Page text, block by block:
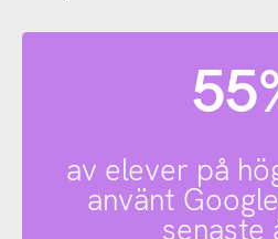
av elever på
använt
senaste